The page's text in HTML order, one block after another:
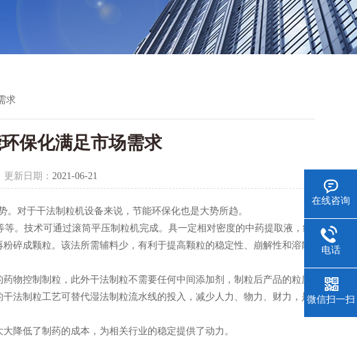
求
保化满足市场需求
更新日期： 2021-06-21
对于干法制粒机设备来说，节能环保化也是大势所趋。
。技术可通过滚筒平压制粒机完成。具一定相对密度的中药提取液，经
碎成颗粒。该法所需辅料少，有利于提高颗粒的稳定性、崩解性和溶散
控制制粒，此外干法制粒不需要任何中间添加剂，制粒后产品的粒度
法制粒工艺可替代湿法制粒流水线的投入，减少人力、物力、财力，是
低了制药的成本，为相关行业的稳定提供了动力。
在线咨询
电话
微信扫一扫